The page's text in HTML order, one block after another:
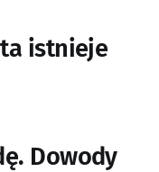
istnieje
Dowody